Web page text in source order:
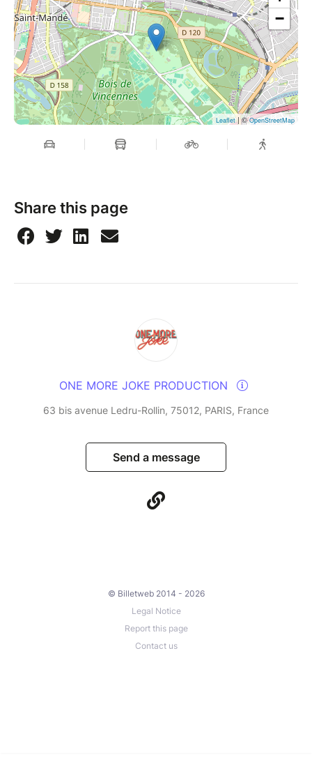
−
Leaflet| ©OpenStreetMap
Share this page
ONE MORE JOKE PRODUCTION
63 bis avenue Ledru-Rollin, 75012, PARIS, France
Send a message
© Billetweb 2014 - 2026
Legal Notice
Report this page
Contact us